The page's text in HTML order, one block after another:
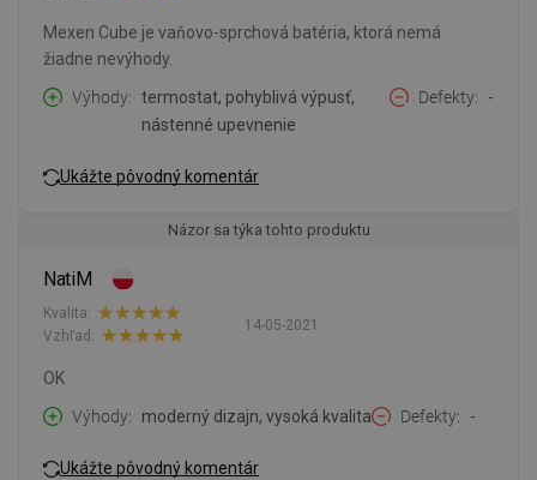
Mexen Cube je vaňovo-sprchová batéria, ktorá nemá
žiadne nevýhody.
Výhody
termostat, pohyblivá výpusť,
nástenné upevnenie
Defekty -
Ukážte pôvodný komentár
Názor sa týka tohto produktu
NatiM
14-05-2021
Kvalita:
Vzhľad:
OK
Výhody
moderný dizajn, vysoká kvalita Defekty -
Ukážte pôvodný komentár